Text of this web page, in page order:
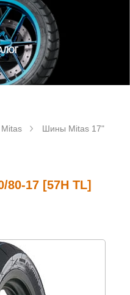
Шины Mitas 17"
80-17 [57H TL]